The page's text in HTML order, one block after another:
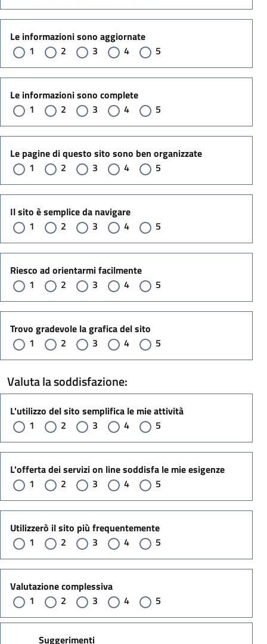
Le informazioni sono aggiornate
1
2 3 4 5
Le informazioni sono complete
1
2 3 4 5
Le pagine di questo sito sono ben organizzate
1
2 3 4 5
Il sito è semplice da navigare
1
2 3 4 5
Riesco ad orientarmi facilmente
1
2 3 4 5
Trovo gradevole la grafica del sito
1
2 3 4 5
Valuta la soddisfazione:
L'utilizzo del sito semplifica le mie attività
1
2 3 4 5
L'offerta dei servizi on line soddisfa le mie esigenze
1
2 3 4 5
Utilizzerò il sito più frequentemente
1
2 3 4 5
Valutazione complessiva
1
2 3 4 5
Suggerimenti